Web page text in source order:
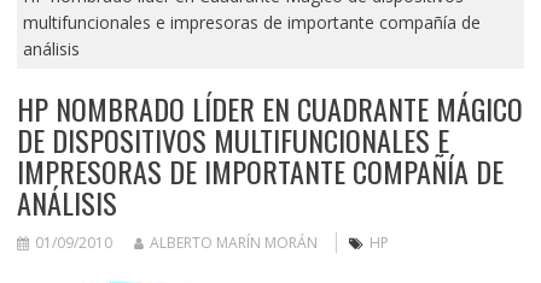
multifuncionales e impresoras de importante compañía de
análisis
HP NOMBRADO LÍDER EN CUADRANTE MÁGICO
DE DISPOSITIVOS MULTIFUNCIONALES E
IMPRESORAS DE IMPORTANTE COMPAÑÍA DE
ANÁLISIS
01/09/2010 ALBERTO MARÍN MORÁN HP